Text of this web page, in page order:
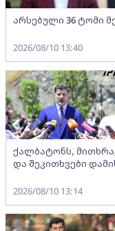
არსებული 36 ტომი
2026/08/10 13:40
ქალბატონს,
და შეკითხვები
2026/08/10 13:14